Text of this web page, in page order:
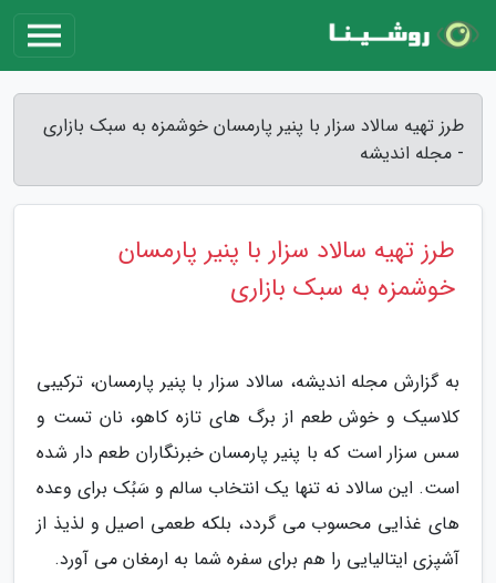
طرز تهیه سالاد سزار با پنیر پارمسان خوشمزه به سبک بازاری
- مجله اندیشه
طرز تهیه سالاد سزار با پنیر پارمسان
خوشمزه به سبک بازاری
به گزارش مجله اندیشه، سالاد سزار با پنیر پارمسان، ترکیبی
کلاسیک و خوش طعم از برگ های تازه کاهو، نان تست و
سس سزار است که با پنیر پارمسان خبرنگاران طعم دار شده
است. این سالاد نه تنها یک انتخاب سالم و سَبُک برای وعده
های غذایی محسوب می گردد، بلکه طعمی اصیل و لذیذ از
آشپزی ایتالیایی را هم برای سفره شما به ارمغان می آورد.